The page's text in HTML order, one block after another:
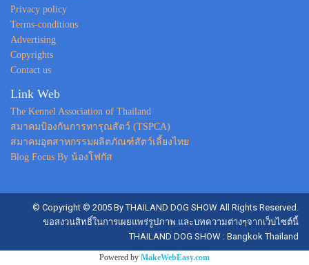
Privacy policy
Terms-conditions
Advertising
Copyrights
Contact us
Link Web
The Kennel Association of Thailand
สมาคมป้องกันการทารุณสัตว์ (TSPCA)
สมาคมอุตสาหกรรมผลิตภัณฑ์สัตว์เลี้ยงไทย
Blog Focus By น้องโฟกัส
© Copyright © 2005 By THAILAND DOG SHOW All Rights Reserved.
ขอสงวนสิทธิ์ในการเผยแพร่รูปภาพ และบทความต่างๆจากเว็บไซต์นี้
THAILAND DOG SHOW : Bangkok Thailand
Powered by MakeWebEasy.com